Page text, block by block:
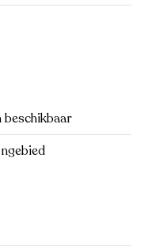
beschikbaar